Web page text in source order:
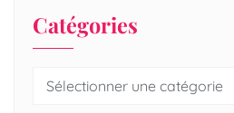
Catégories